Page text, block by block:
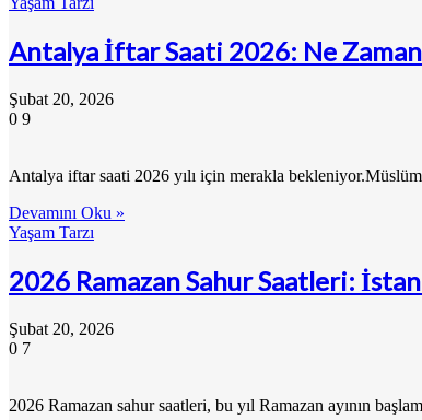
Antalya İftar Saati 2026: Ne Zaman
Şubat 20, 2026
0 9
Antalya iftar saati 2026 yılı için merakla
Devamını Oku »
Yaşam Tarzı
2026 Ramazan Sahur Saatleri:
Şubat 20, 2026
0 7
2026 Ramazan sahur saatleri, bu yıl Ramazan ayının